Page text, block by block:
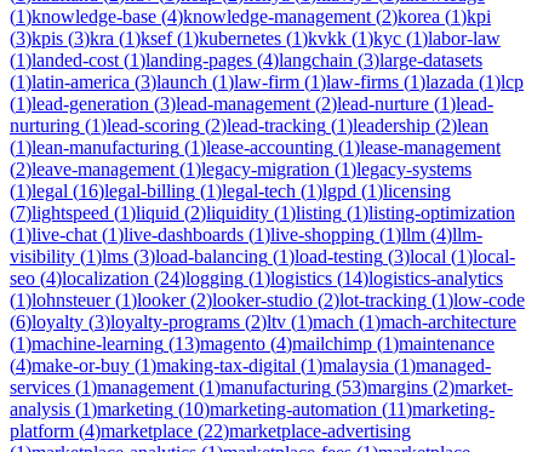
(1)knowledge-base (4)knowledge-management (2)korea (1)kpi
(3)kpis (3)kra (1)ksef(1)kubernetes (1)kvkk (1)kyc (1)labor-law
(1)landed-cost (1)landing-pages (4)langchain (3)large-datasets
(1)latin-america (3)launch (1)law-firm (1)law-firms (1)lazada (1)lcp
(1)lead-generation (3)lead-management (2)lead-nurture (1)lead-
nurturing (1)lead-scoring (2)lead-tracking (1)leadership (2)lean
(1)lean-manufacturing (1)lease-accounting (1)lease-management
(2)leave-management (1)legacy-migration (1)legacy-systems
(1)legal (16)legal-billing (1)legal-tech (1)lgpd (1)licensing
(7)lightspeed (1)liquid (2)liquidity (1)listing (1)listing-optimization
(1)live-chat (1)live-dashboards (1)live-shopping (1)llm (4)llm-
visibility (1)lms (3)load-balancing (1)load-testing (3)local (1)local-
seo (4)localization (24)logging (1)logistics (14)logistics-analytics
(1)lohnsteuer(1)looker(2)looker-studio (2)lot-tracking (1)low-code
(6)loyalty (3)loyalty-programs (2)ltv (1)mach (1)mach-architecture
(1)machine-learning (13)magento (4)mailchimp (1)maintenance
(4)make-or-buy (1)making-tax-digital (1)malaysia (1)managed-
services (1)management (1)manufacturing (53)margins (2)market-
analysis (1)marketing (10)marketing-automation (11)marketing-
platform (4)marketplace (22)marketplace-advertising